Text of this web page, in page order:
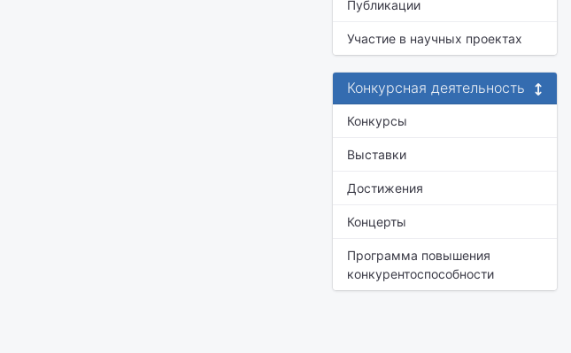
Публикации
Участие в научных проектах
Конкурсная деятельность
Конкурсы
Выставки
Достижения
Концерты
Программа повышения
конкурентоспособности